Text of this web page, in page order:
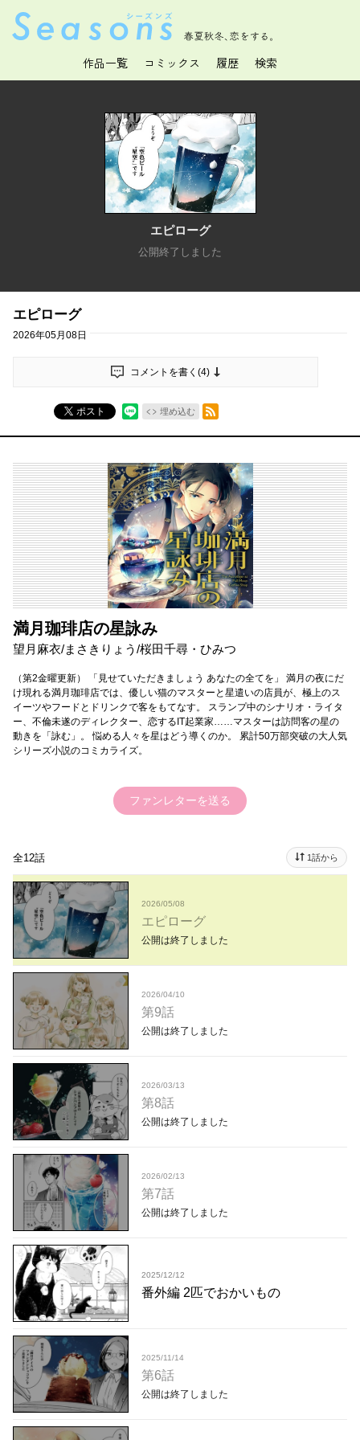
春夏秋冬、恋をする。
作品一覧 コミックス 履歴 検索
エピローグ
公開終了しました
エピローグ
2026年05月08日
コメントを書く(4)
ポスト 埋め込む
RSSフィード
満月珈琲店の星詠み
望月麻衣/まさきりょう/桜田千尋・ひみつ
（第2金曜更新） 「見せていただきましょう あなたの全てを」 満月の夜にだ
け現れる満月珈琲店では、優しい猫のマスターと星遣いの店員が、極上のス
イーツやフードとドリンクで客をもてなす。 スランプ中のシナリオ・ライタ
ー、不倫未遂のディレクター、恋するIT起業家……マスターは訪問客の星の
動きを「詠む」。 悩める人々を星はどう導くのか。 累計50万部突破の大人気
シリーズ小説のコミカライズ。
ファンレターを送る
全12話 1話から
2026/05/08
エピローグ
公開は終了しました
2026/04/10
第9話
公開は終了しました
2026/03/13
第8話
公開は終了しました
2026/02/13
第7話
公開は終了しました
2025/12/12
番外編 2匹でおかいもの
2025/11/14
第6話
公開は終了しました